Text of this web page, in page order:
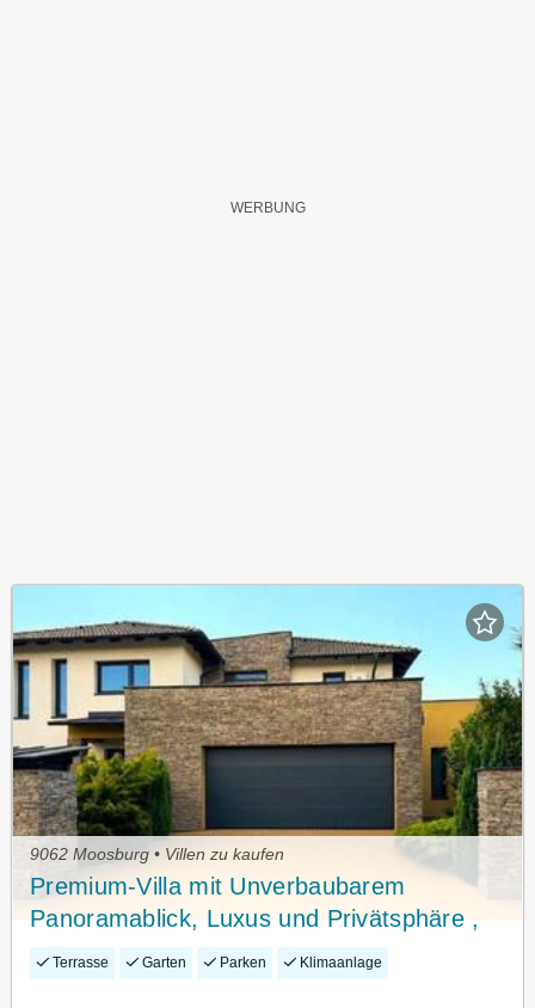
9062 Moosburg • Villen zu kaufen
Premium-Villa mit Unverbaubarem
Panoramablick, Luxus und Privätsphäre ,
2560 m2 Grundstück Nahe Győr
Terrasse Garten Parken Klimaanlage